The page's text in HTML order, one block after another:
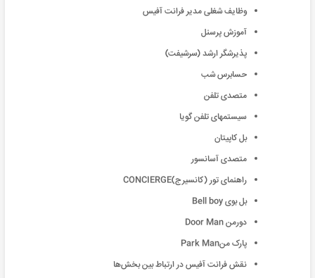
وظایف شغلی مدیر فرانت آفیس
آموزش پرسنل
پذیرشگر ارشد (سرشیفت)
حسابرس شب
متصدی تلفن
سیستمهای تلفن گویا
بل کاپیتان
متصدی آسانسور
راهنمای تور (کانسیرج)CONCIERGE
بل بوی Bell boy
دورمن Door Man
پارک منPark Man
نقش فرانت آفیس در ارتباط بین بخش‌ها